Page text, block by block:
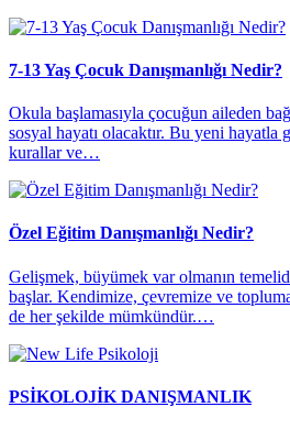
7-13 Yaş Çocuk Danışmanlığı Nedir?
Okula başlamasıyla çocuğun aileden
sosyal hayatı olacaktır. Bu yeni hayatla
kurallar ve…
Özel Eğitim Danışmanlığı Nedir?
​Gelişmek, büyümek var olmanın
başlar. Kendimize, çevremize ve
de her şekilde mümkündür.…
PSİKOLOJİK DANIŞMANLIK